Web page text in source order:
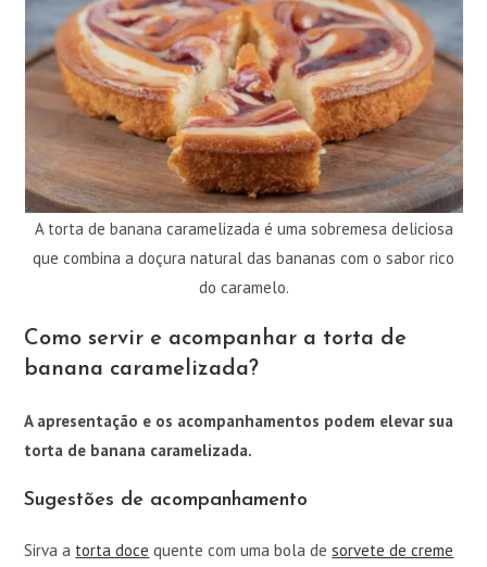
A torta de banana caramelizada é uma sobremesa deliciosa
que combina a doçura natural das bananas com o sabor rico
do caramelo.
Como servir e acompanhar a torta de
banana caramelizada?
A apresentação e os acompanhamentos podem elevar sua
torta de banana caramelizada.
Sugestões de acompanhamento
Sirva a torta doce quente com uma bola desorvete de creme